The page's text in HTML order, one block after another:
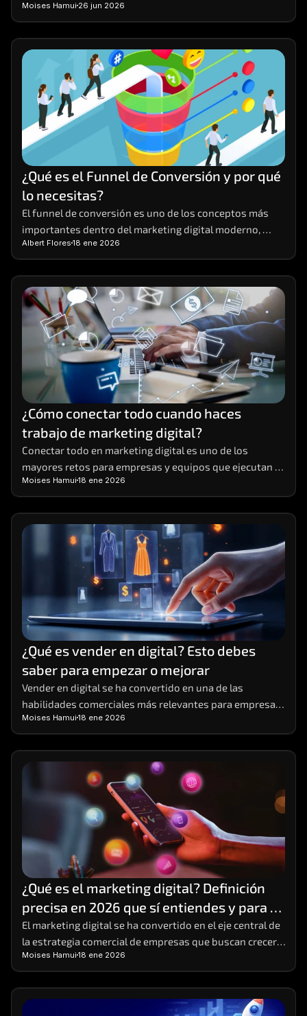
real, margen y stock para escalar sin tronar.
Moises Hamui 26 jun 2026
¿Qué es el Funnel de Conversión y por qué
lo necesitas?
El funnel de conversión es uno de los conceptos más
importantes dentro del marketing digital moderno,
aunque también uno de los menos comprendidos.
Muchas empresas generan tráfico
Albert Flores 18 ene 2026
¿Cómo conectar todo cuando haces
trabajo de marketing digital?
Conectar todo en marketing digital es uno de los
mayores retos para empresas y equipos que ejecutan
múltiples acciones al mismo tiempo
Moises Hamui 18 ene 2026
¿Qué es vender en digital? Esto debes
saber para empezar o mejorar
Vender en digital se ha convertido en una de las
habilidades comerciales más relevantes para empresas
y emprendedores que buscan crecimiento sostenible
Moises Hamui 18 ene 2026
¿Qué es el marketing digital? Definición
precisa en 2026 que sí entiendes y para
poner en práctica
El marketing digital se ha convertido en el eje central de
la estrategia comercial de empresas que buscan crecer
Moises Hamui 18 ene 2026